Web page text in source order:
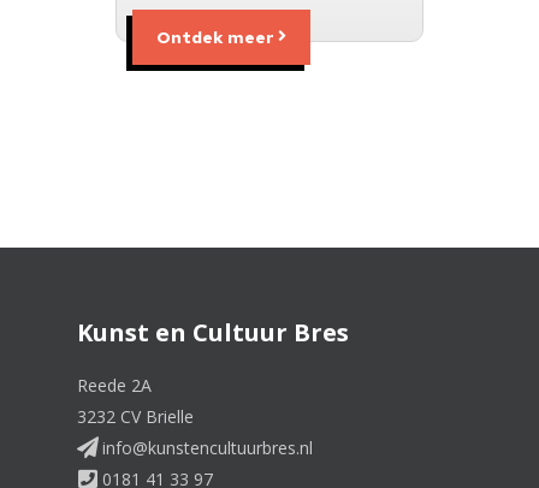
Ontdek meer
Kunst en Cultuur Bres
Reede 2A
3232 CV Brielle
info@kunstencultuurbres.nl
0181 41 33 97